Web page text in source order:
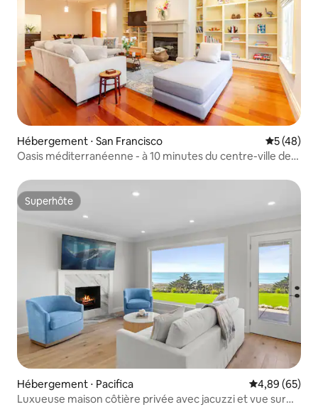
Hébergement ⋅ San Francisco
5 (48)
Oasis méditerranéenne - à 10 minutes du centre-ville de
Superhôte
Superhôte
Hébergement ⋅ Pacifica Évaluation
4,89 (65)
Luxueuse maison côtière privée avec jacuzzi et vue sur